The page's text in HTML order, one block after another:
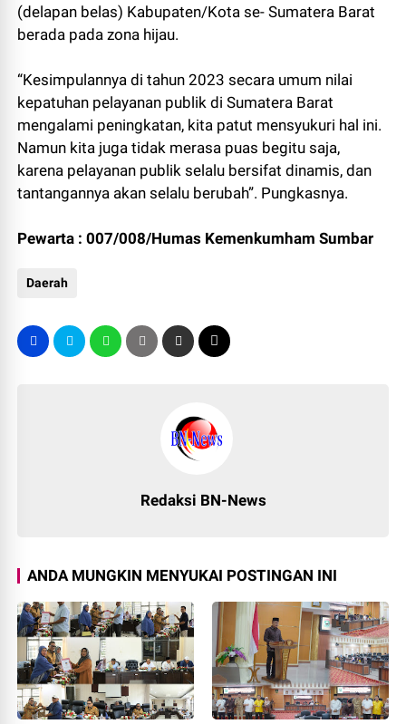
(delapan belas) Kabupaten/Kota se- Sumatera Barat
berada pada zona hijau.
“Kesimpulannya di tahun 2023 secara umum nilai
kepatuhan pelayanan publik di Sumatera Barat
mengalami peningkatan, kita patut mensyukuri hal ini.
Namun kita juga tidak merasa puas begitu saja,
karena pelayanan publik selalu bersifat dinamis, dan
tantangannya akan selalu berubah”. Pungkasnya.
Pewarta : 007/008/Humas Kemenkumham Sumbar
Daerah
Redaksi BN-News
ANDA MUNGKIN MENYUKAI POSTINGAN INI